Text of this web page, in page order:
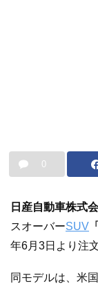
0
日産自動車株式
スオーバーSUV
年6月3日より注
同モデルは、米